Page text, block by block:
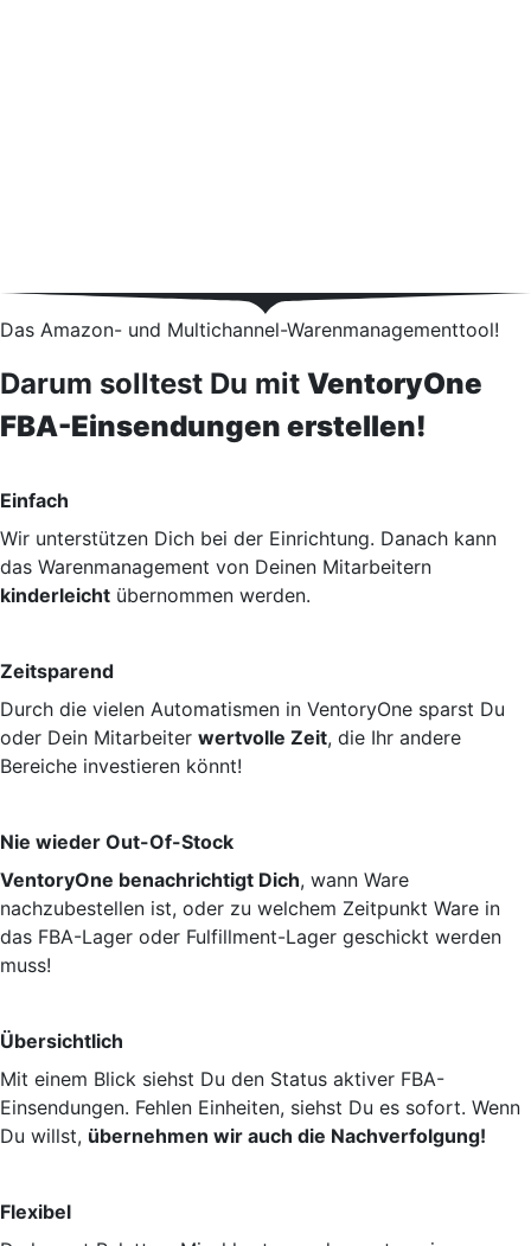
Das Amazon- und Multichannel-Warenmanagementtool!
Darum solltest Du mit VentoryOne
FBA-Einsendungen erstellen!
Einfach
Wir unterstützen Dich bei der Einrichtung. Danach kann
das Warenmanagement von Deinen Mitarbeitern
kinderleicht übernommen werden.
Zeitsparend
Durch die vielen Automatismen in VentoryOne sparst Du
oder Dein Mitarbeiter wertvolle Zeit, die Ihr andere
Bereiche investieren könnt!
Nie wieder Out-Of-Stock
VentoryOne benachrichtigt Dich, wann Ware
nachzubestellen ist, oder zu welchem Zeitpunkt Ware in
das FBA-Lager oder Fulfillment-Lager geschickt werden
muss!
Übersichtlich
Mit einem Blick siehst Du den Status aktiver FBA-
Einsendungen. Fehlen Einheiten, siehst Du es sofort. Wenn
Du willst, übernehmen wir auch die Nachverfolgung!
Flexibel